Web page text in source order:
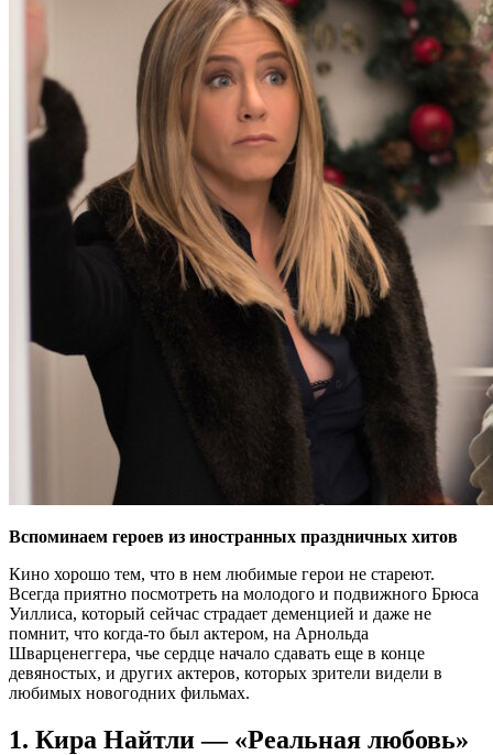
Вспоминаем героев из иностранных праздничных хитов
Кино хорошо тем, что в нем любимые герои не стареют.
Всегда приятно посмотреть на молодого и подвижного Брюса
Уиллиса, который сейчас страдает деменцией и даже не
помнит, что когда-то был актером, на Арнольда
Шварценеггера, чье сердце начало сдавать еще в конце
девяностых, и других актеров, которых зрители видели в
любимых новогодних фильмах.
1. Кира Найтли — «Реальная любовь»